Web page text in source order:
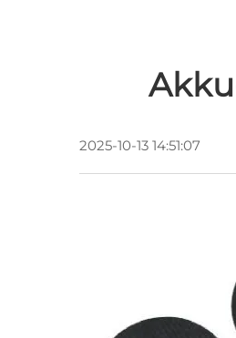
2025-10-13 14:51:07